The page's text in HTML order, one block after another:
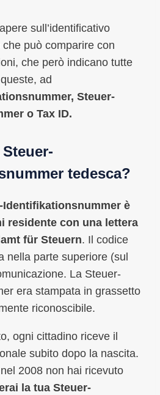
sull’identificativo
può comparire con
che però indicano tutte
ad
Steuer-
o Tax ID.
tedesca?
Identifikationsnummer è
residente con una lettera
für Steuern. Il codice
nella parte superiore (sul
La Steuer-
era stampata in grassetto
riconoscibile.
ogni cittadino riceve il
subito dopo la nascita.
2008 non hai ricevuto
la tua Steuer-